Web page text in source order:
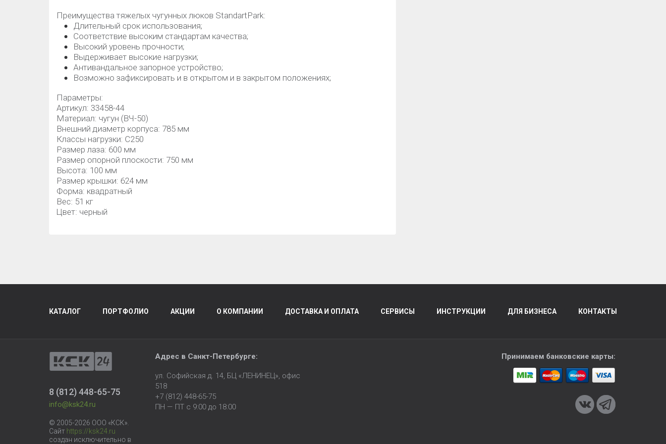
Преимущества тяжелых чугунных люков StandartPark:
Длительный срок использования;
Соответствие высоким стандартам качества;
Высокий уровень прочности;
Выдерживает высокие нагрузки;
Антивандальное запорное устройство;
Возможно зафиксировать и в открытом и в закрытом положениях;
Параметры:
Артикул: 33458-44
Материал: чугун (ВЧ-50)
Внешний диаметр корпуса: 785 мм
Класcы нагрузки: C250
Размер лаза: 600 мм
Размер опорной плоскости: 750 мм
Высота: 100 мм
Размер крышки: 624 мм
Форма: квадратный
Вес: 51 кг
Цвет: черный
КАТАЛОГ ПОРТФОЛИО АКЦИИ О КОМПАНИИ ДОСТАВКА И ОПЛАТА СЕРВИСЫ ИНСТРУКЦИИ ДЛЯ БИЗНЕСА КОНТАКТЫ
8 (812) 448-65-75
info@ksk24.ru
© 2005-2026 ООО «КСК».
Сайт https://ksk24.ru
создан исключительно в
Адрес в Санкт-Петербурге:
ул. Софийская д. 14, БЦ «ЛЕНИНЕЦ», офис
518
+7 (812) 448-65-75
ПН — ПТ с 9:00 до 18:00
Принимаем банковские карты: